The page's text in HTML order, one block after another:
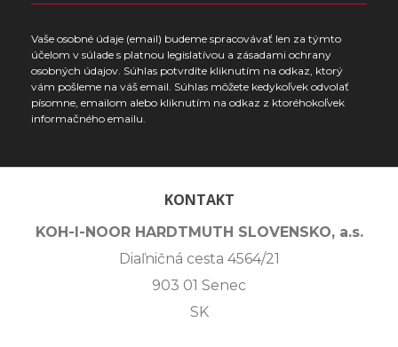
Vaše osobné údaje (email) budeme spracovávať len za týmto
účelom v súlade s platnou legislatívou a zásadami ochrany
osobných údajov. Súhlas potvrdíte kliknutím na odkaz, ktorý
vám pošleme na váš email. Súhlas môžete kedykoľvek odvolať
písomne, emailom alebo kliknutím na odkaz z ktoréhokoľvek
informačného emailu.
KONTAKT
KOH-I-NOOR HARDTMUTH SLOVENSKO, a.s.
Diaľničná cesta 4564/21
903 01 Senec
SK